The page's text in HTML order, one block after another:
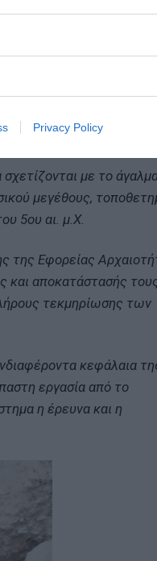
Privacy Policy
εντός μίας
με το
μεγέθους,
5ου αι. μ.Χ.
της Εφορείας
και αποκατάστασής
τεκμηρίωσης των
κεφάλαια
εργασία από το
η έρευνα και η